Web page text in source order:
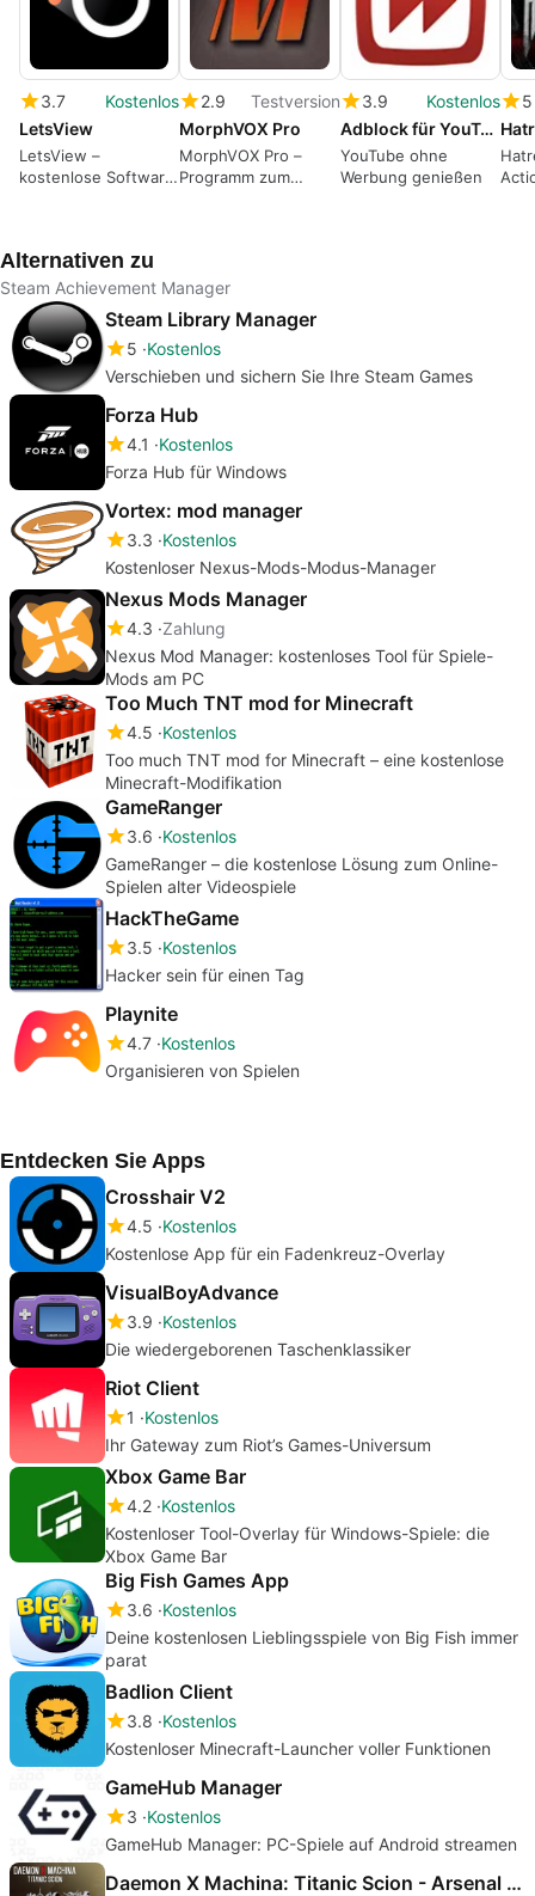
3.7
Kostenlos
LetsView
LetsView –
kostenlose Software
2.9
Testversion
MorphVOX Pro
MorphVOX Pro –
Programm zum
3.9
Kostenlos
Adblock für YouTube
YouTube ohne
Werbung genießen
5
Alternativen zu
Steam Achievement Manager
Steam Library Manager
5 Kostenlos
Verschieben und sichern Sie Ihre Steam Games
Forza Hub
4.1
Kostenlos
Forza Hub für Windows
Vortex: mod manager
3.3 Kostenlos
Kostenloser Nexus-Mods-Modus-Manager
Nexus Mods Manager
4.3 Zahlung
Nexus Mod Manager: kostenloses Tool für Spiele-
Mods am PC
Too Much TNT mod for Minecraft
4.5 Kostenlos
Too much TNT mod for Minecraft – eine kostenlose
Minecraft-Modifikation
GameRanger
3.6 Kostenlos
GameRanger – die kostenlose Lösung zum Online-
Spielen alter Videospiele
HackTheGame
3.5 Kostenlos
Hacker sein für einen Tag
Playnite
4.7 Kostenlos
Organisieren von Spielen
Entdecken Sie Apps
Crosshair V2
4.5 Kostenlos
Kostenlose App für ein Fadenkreuz-Overlay
VisualBoyAdvance
3.9 Kostenlos
Die wiedergeborenen Taschenklassiker
Riot Client
1
Kostenlos
Ihr Gateway zum Riot’s Games-Universum
Xbox Game Bar
4.2 Kostenlos
Kostenloser Tool-Overlay für Windows-Spiele: die
Xbox Game Bar
Big Fish Games App
3.6 Kostenlos
Deine kostenlosen Lieblingsspiele von Big Fish immer
parat
Badlion Client
3.8 Kostenlos
Kostenloser Minecraft-Launcher voller Funktionen
GameHub Manager
3 Kostenlos
GameHub Manager: PC-Spiele auf Android streamen
Daemon X Machina: Titanic Scion - Arsenal Skin Set